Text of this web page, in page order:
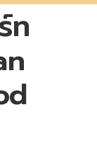
ท